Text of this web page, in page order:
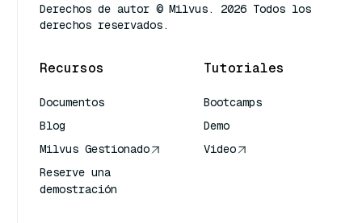
Derechos de autor © Milvus. 2026 Todos los
derechos reservados.
Recursos
Documentos
Blog
Milvus Gestionado
Reserve una
demostración
Tutoriales
Bootcamps
Demo
Video